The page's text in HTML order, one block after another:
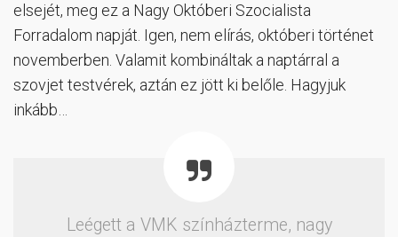
elsejét, meg ez a Nagy Októberi Szocialista
Forradalom napját. Igen, nem elírás, októberi történet
novemberben. Valamit kombináltak a naptárral a
szovjet testvérek, aztán ez jött ki belőle. Hagyjuk
inkább…
Leégett a VMK színházterme, nagy